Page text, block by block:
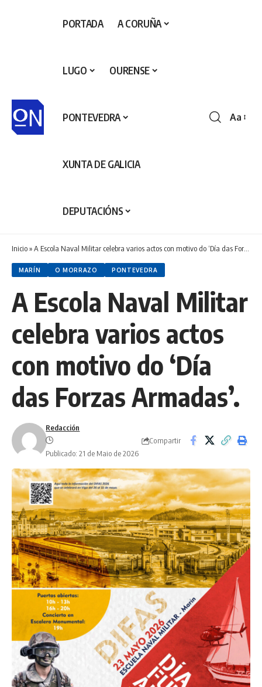
PORTADA A CORUÑA
LUGO OURENSE
PONTEVEDRA
XUNTA DE GALICIA
DEPUTACIÓNS
Aa
Inicio»A Escola Naval Militar celebra varios actos con motivo do ‘Día das Forzas Armadas’.
MARÍN O MORRAZO PONTEVEDRA
A Escola Naval Militar
celebra varios actos
con motivo do ‘Día
das Forzas Armadas’.
Redacción
Publicado: 21 de Maio de 2026
Compartir